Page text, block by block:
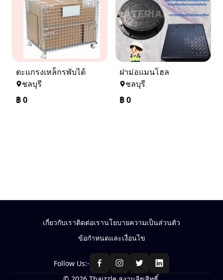
ตะเเกรงเหล็กรพับได้
ชลบุรี
฿0
ฝาม่อเเมนโฮล
ชลบุรี
฿0
เกี่ยวกับเราติดต่อเรานโยบายความเป็นส่วนตัว
ข้อกำหนดและเงื่อนไข
Follow Us:-